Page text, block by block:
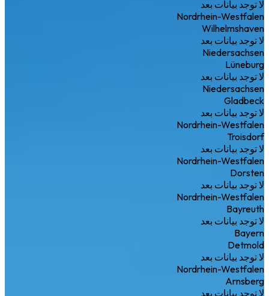
لا توجد بيانات بعد
Nordrhein-Westfalen
Wilhelmshaven
لا توجد بيانات بعد
Niedersachsen
Lüneburg
لا توجد بيانات بعد
Niedersachsen
Gladbeck
لا توجد بيانات بعد
Nordrhein-Westfalen
Troisdorf
لا توجد بيانات بعد
Nordrhein-Westfalen
Dorsten
لا توجد بيانات بعد
Nordrhein-Westfalen
Bayreuth
لا توجد بيانات بعد
Bayern
Detmold
لا توجد بيانات بعد
Nordrhein-Westfalen
Arnsberg
لا توجد بيانات بعد